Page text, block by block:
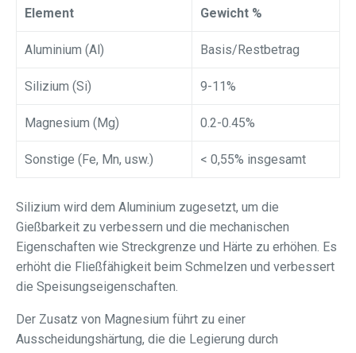
Element Gewicht %
Aluminium (Al) Basis/Restbetrag
Silizium (Si) 9-11%
Magnesium (Mg) 0.2-0.45%
Sonstige (Fe, Mn, usw.) < 0,55% insgesamt
Silizium wird dem Aluminium zugesetzt, um die
Gießbarkeit zu verbessern und die mechanischen
Eigenschaften wie Streckgrenze und Härte zu erhöhen. Es
erhöht die Fließfähigkeit beim Schmelzen und verbessert
die Speisungseigenschaften.
Der Zusatz von Magnesium führt zu einer
Ausscheidungshärtung, die die Legierung durch